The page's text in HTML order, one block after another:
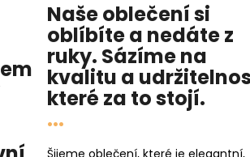
Naše oblečení si
oblíbíte a nedáte z
ruky. Sázíme na
kvalitu a
které za to stojí.
...